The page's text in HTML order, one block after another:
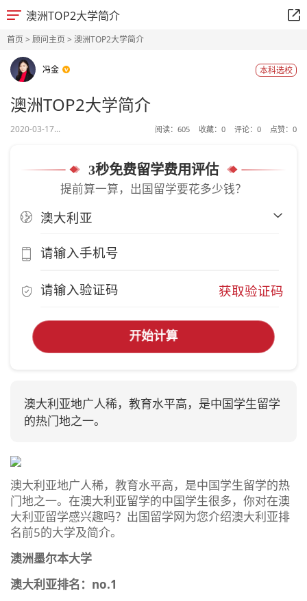
澳洲TOP2大学简介
首页> 顾问主页> 澳洲TOP2大学简介
冯金 本科选校
澳洲TOP2大学简介
2020-03-17... 阅读： 605 收藏： 0 评论： 0 点赞： 0
3秒免费留学费用评估
提前算一算，出国留学要花多少钱？
获取验证码
开始计算
澳大利亚地广人稀，教育水平高，是中国学生留学
的热门地之一。
澳大利亚地广人稀，教育水平高，是中国学生留学的热
门地之一。在澳大利亚留学的中国学生很多，你对在澳
大利亚留学感兴趣吗？出国留学网为您介绍澳大利亚排
名前5的大学及简介。
澳洲墨尔本大学
澳大利亚排名：no.1